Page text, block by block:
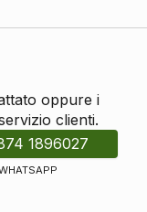
DI SERIE
DI SERIE
oppure i
clienti.
1896027